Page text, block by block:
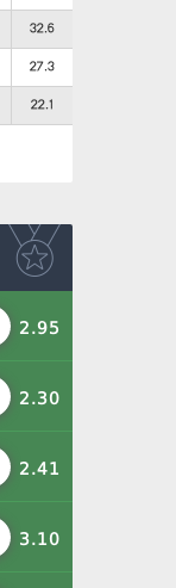
32.6
27.3
22.1
2.95
2.30
2.41
3.10